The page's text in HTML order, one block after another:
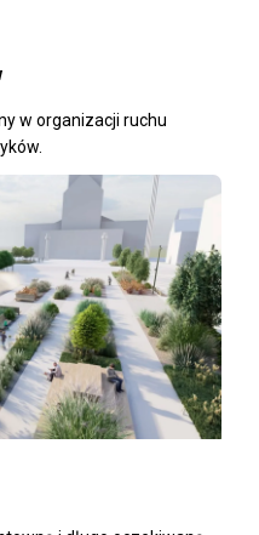
w organizacji ruchu